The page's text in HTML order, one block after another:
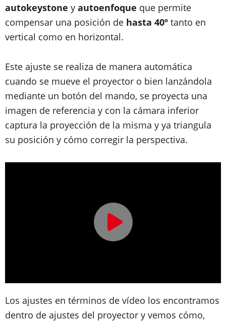
autokeystone y autoenfoque que permite
compensar una posición de hasta 40º tanto en
vertical como en horizontal.
Este ajuste se realiza de manera automática
cuando se mueve el proyector o bien lanzándola
mediante un botón del mando, se proyecta una
imagen de referencia y con la cámara inferior
captura la proyección de la misma y ya triangula
su posición y cómo corregir la perspectiva.
Los ajustes en términos de vídeo los encontramos
dentro de ajustes del proyector y vemos cómo,